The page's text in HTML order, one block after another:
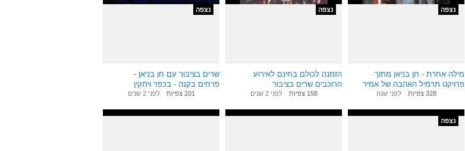
נצפה
מילה אחרת - חן בניאן מתוך
פרויקט תרמיל האהבה של אמיר
328 צפיות לפני שנה
נצפה
הזמנה לכולם בחינם לאירוע
הרוכבים שרים בציבור
158 צפיות לפני 2 שנים
נצפה
שרים בציבור עם חן בניאן -
פרחים בקנה - בכפר ויתקין
201 צפיות לפני 2 שנים
נצפה